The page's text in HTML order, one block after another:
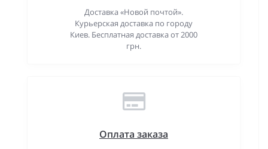
Доставка «Новой почтой».
Курьерская доставка по городу
Киев. Бесплатная доставка от 2000
грн.
Оплата заказа